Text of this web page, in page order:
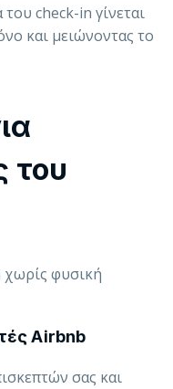
του check-in γίνεται
και μειώνοντας το
του
φυσική
Airbnb
σας και